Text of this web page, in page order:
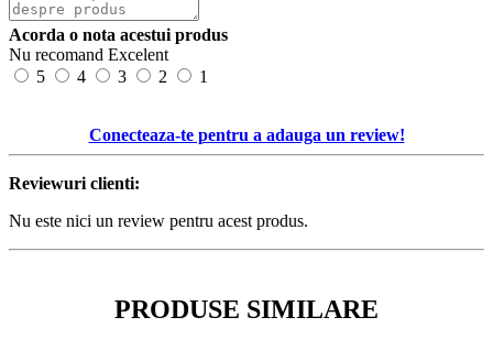
Acorda o nota acestui produs
Nu recomand Excelent
5
4 3 2 1
Conecteaza-te pentru a adauga un review!
Reviewuri clienti:
Nu este nici un review pentru acest produs.
PRODUSE SIMILARE